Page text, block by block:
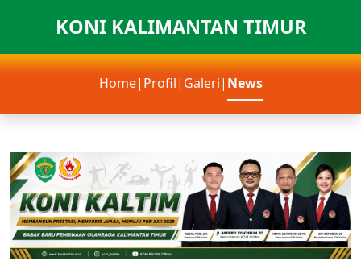
KONI KALIMANTAN TIMUR
Home| Profil| Galeri| News